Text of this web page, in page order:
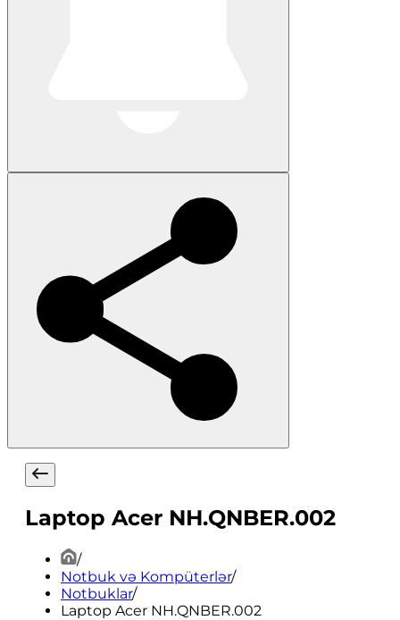
Laptop Acer NH.QNBER.002
/
Notbuk və Kompüterlər/
Notbuklar/
Laptop Acer NH.QNBER.002